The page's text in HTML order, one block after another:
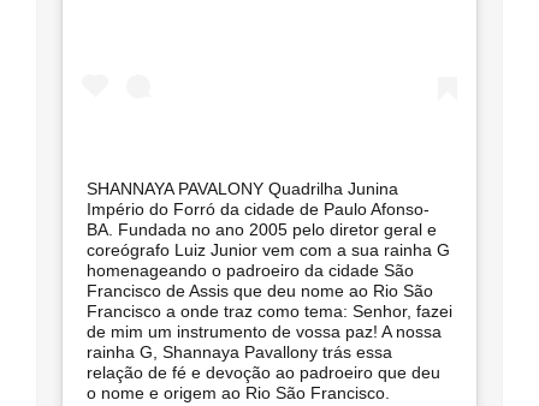
SHANNAYA PAVALONY Quadrilha Junina
Império do Forró da cidade de Paulo Afonso-
BA. Fundada no ano 2005 pelo diretor geral e
coreógrafo Luiz Junior vem com a sua rainha G
homenageando o padroeiro da cidade São
Francisco de Assis que deu nome ao Rio São
Francisco a onde traz como tema: Senhor, fazei
de mim um instrumento de vossa paz! A nossa
rainha G, Shannaya Pavallony trás essa
relação de fé e devoção ao padroeiro que deu
o nome e origem ao Rio São Francisco.